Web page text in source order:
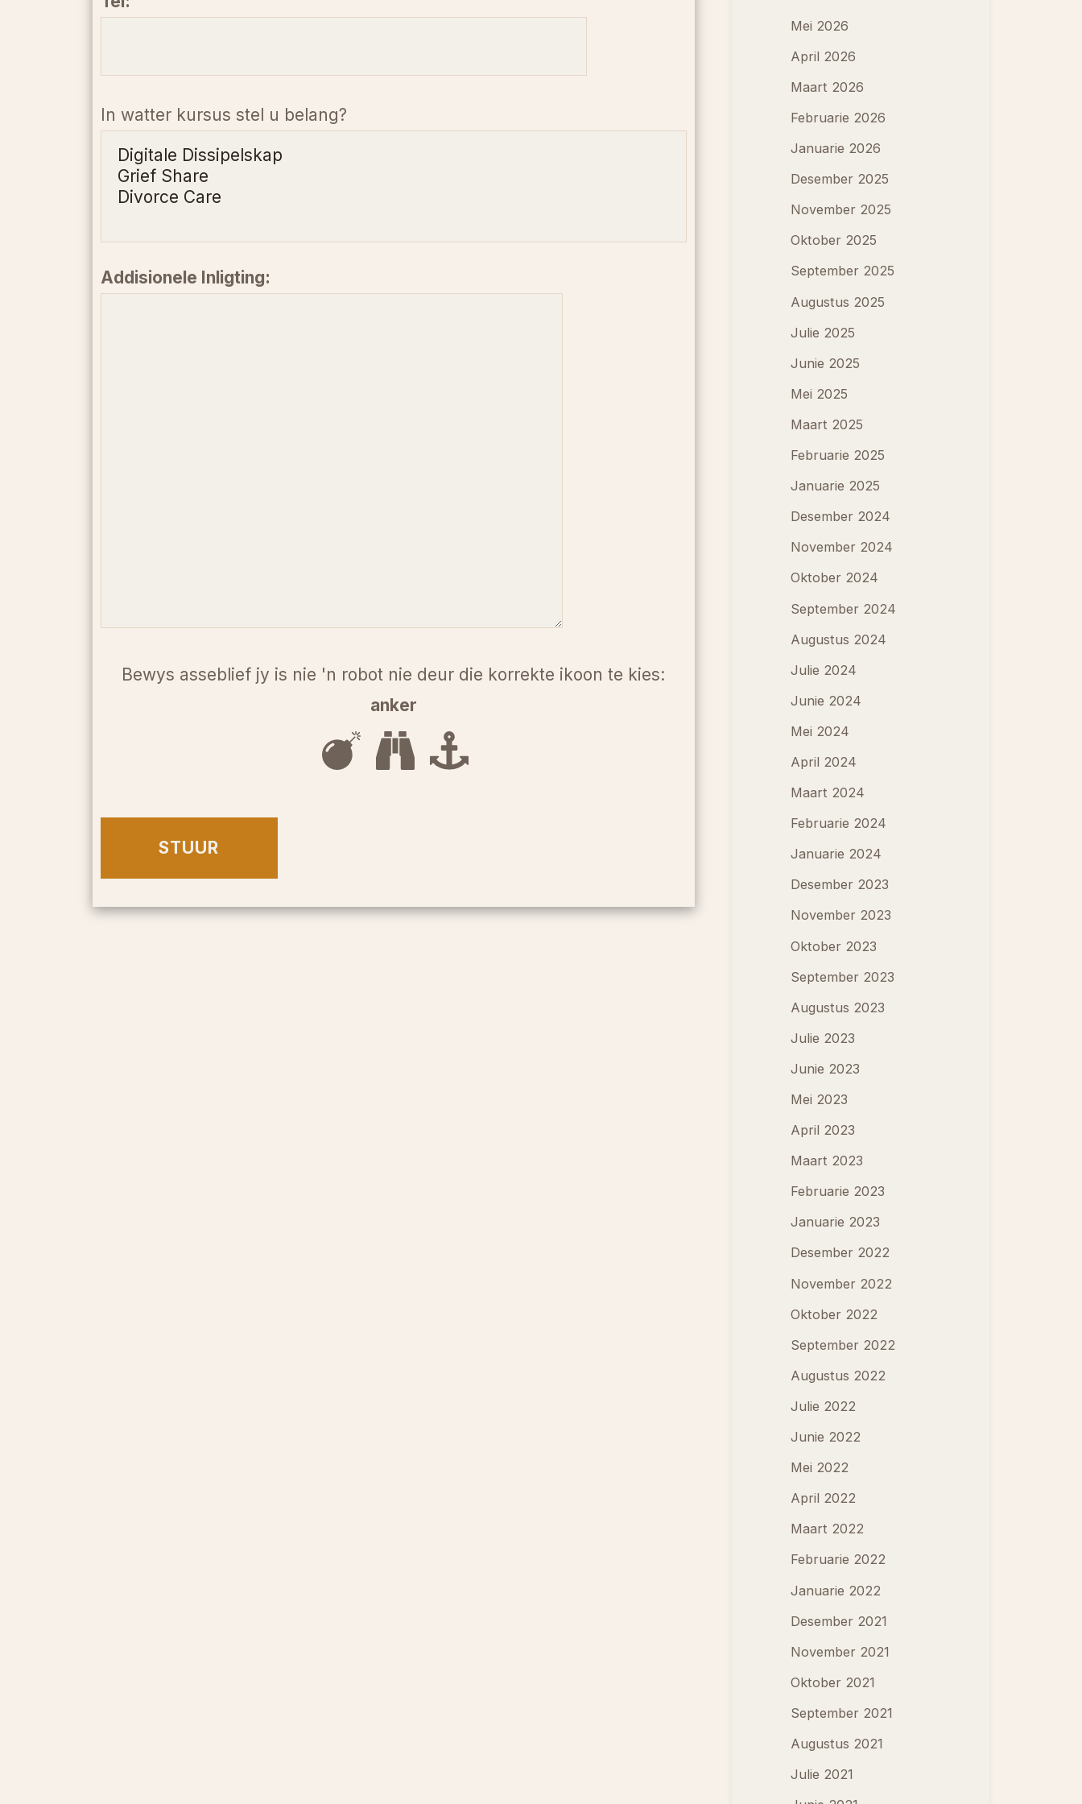
In watter kursus stel u belang?
Addisionele Inligting:
Bewys asseblief jy is nie 'n robot nie deur die korrekte ikoon te kies:
anker
Mei 2026
April 2026
Maart 2026
Februarie 2026
Januarie 2026
Desember 2025
November 2025
Oktober 2025
September 2025
Augustus 2025
Julie 2025
Junie 2025
Mei 2025
Maart 2025
Februarie 2025
Januarie 2025
Desember 2024
November 2024
Oktober 2024
September 2024
Augustus 2024
Julie 2024
Junie 2024
Mei 2024
April 2024
Maart 2024
Februarie 2024
Januarie 2024
Desember 2023
November 2023
Oktober 2023
September 2023
Augustus 2023
Julie 2023
Junie 2023
Mei 2023
April 2023
Maart 2023
Februarie 2023
Januarie 2023
Desember 2022
November 2022
Oktober 2022
September 2022
Augustus 2022
Julie 2022
Junie 2022
Mei 2022
April 2022
Maart 2022
Februarie 2022
Januarie 2022
Desember 2021
November 2021
Oktober 2021
September 2021
Augustus 2021
Julie 2021